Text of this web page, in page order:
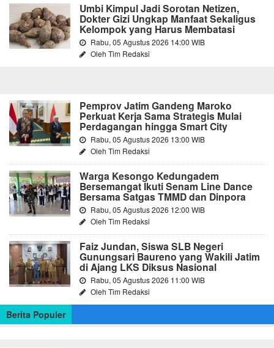
Umbi Kimpul Jadi Sorotan Netizen,
Dokter Gizi Ungkap Manfaat Sekaligus
Kelompok yang Harus Membatasi
Rabu, 05 Agustus 2026 14:00 WIB
Oleh Tim Redaksi
Pemprov Jatim Gandeng Maroko
Perkuat Kerja Sama Strategis Mulai
Perdagangan hingga Smart City
Rabu, 05 Agustus 2026 13:00 WIB
Oleh Tim Redaksi
Warga Kesongo Kedungadem
Bersemangat Ikuti Senam Line Dance
Bersama Satgas TMMD dan Dinpora
Rabu, 05 Agustus 2026 12:00 WIB
Oleh Tim Redaksi
Faiz Jundan, Siswa SLB Negeri
Gunungsari Baureno yang Wakili Jatim
di Ajang LKS Diksus Nasional
Rabu, 05 Agustus 2026 11:00 WIB
Oleh Tim Redaksi
Berita Populer